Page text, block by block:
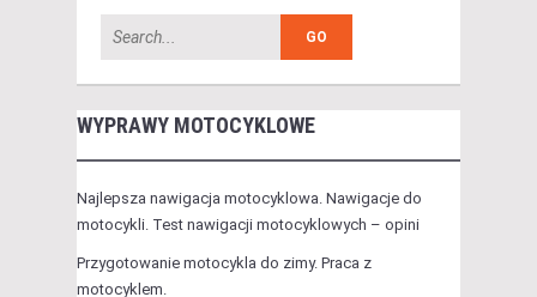
WYPRAWY MOTOCYKLOWE
Najlepsza nawigacja motocyklowa. Nawigacje do
motocykli. Test nawigacji motocyklowych – opini
Przygotowanie motocykla do zimy. Praca z
motocyklem.